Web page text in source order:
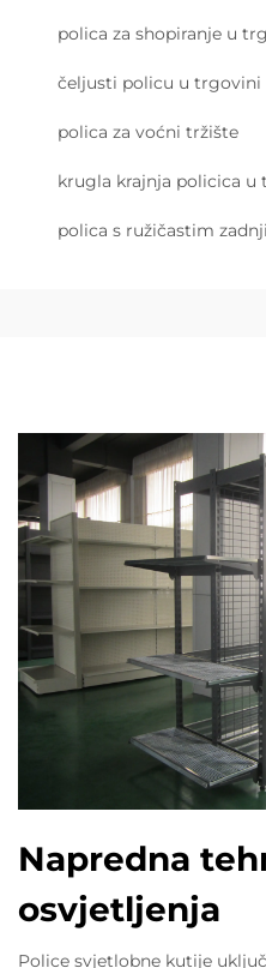
polica za shopiranje u
čeljusti policu u trgovini
polica za voćni tržište
krugla krajnja policica u
polica s ružičastim
Napredna
osvjetljenja
Police svjetlobne kutije